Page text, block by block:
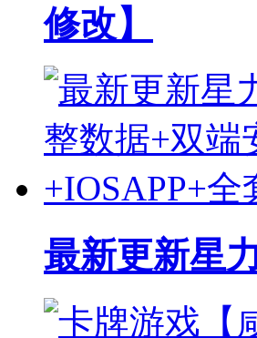
修改】
最新更新星